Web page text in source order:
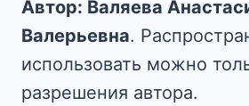
Автор: Валяева
Валерьевна.
использовать можно
разрешения автора.